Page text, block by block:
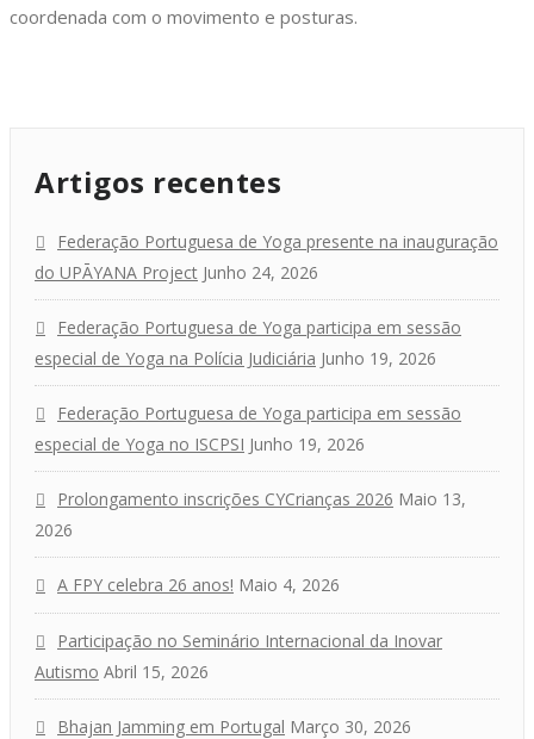
coordenada com o movimento e posturas.
Artigos recentes
Federação Portuguesa de Yoga presente na inauguração
do UPĀYANA Project Junho 24, 2026
Federação Portuguesa de Yoga participa em sessão
especial de Yoga na Polícia Judiciária Junho 19, 2026
Federação Portuguesa de Yoga participa em sessão
especial de Yoga no ISCPSI Junho 19, 2026
Prolongamento inscrições CYCrianças 2026 Maio 13,
2026
A FPY celebra 26 anos! Maio 4, 2026
Participação no Seminário Internacional da Inovar
Autismo Abril 15, 2026
Bhajan Jamming em Portugal Março 30, 2026